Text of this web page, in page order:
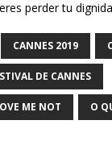
perder tu
CANNES 2019
DE CANNES
ME NOT O